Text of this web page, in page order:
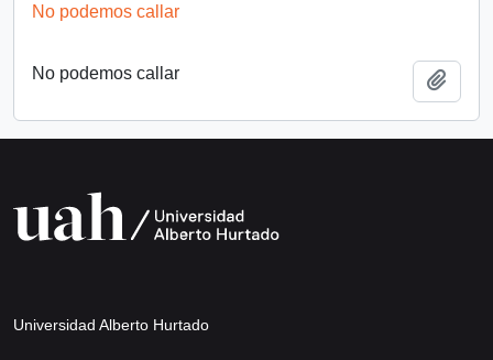
No podemos callar
No podemos callar
Universidad Alberto Hurtado